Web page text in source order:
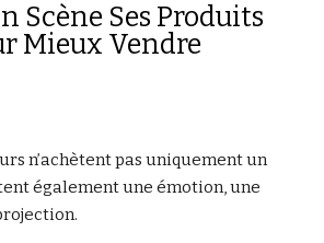
Scène Ses Produits
Mieux Vendre
n’achètent pas uniquement un
également une émotion, une